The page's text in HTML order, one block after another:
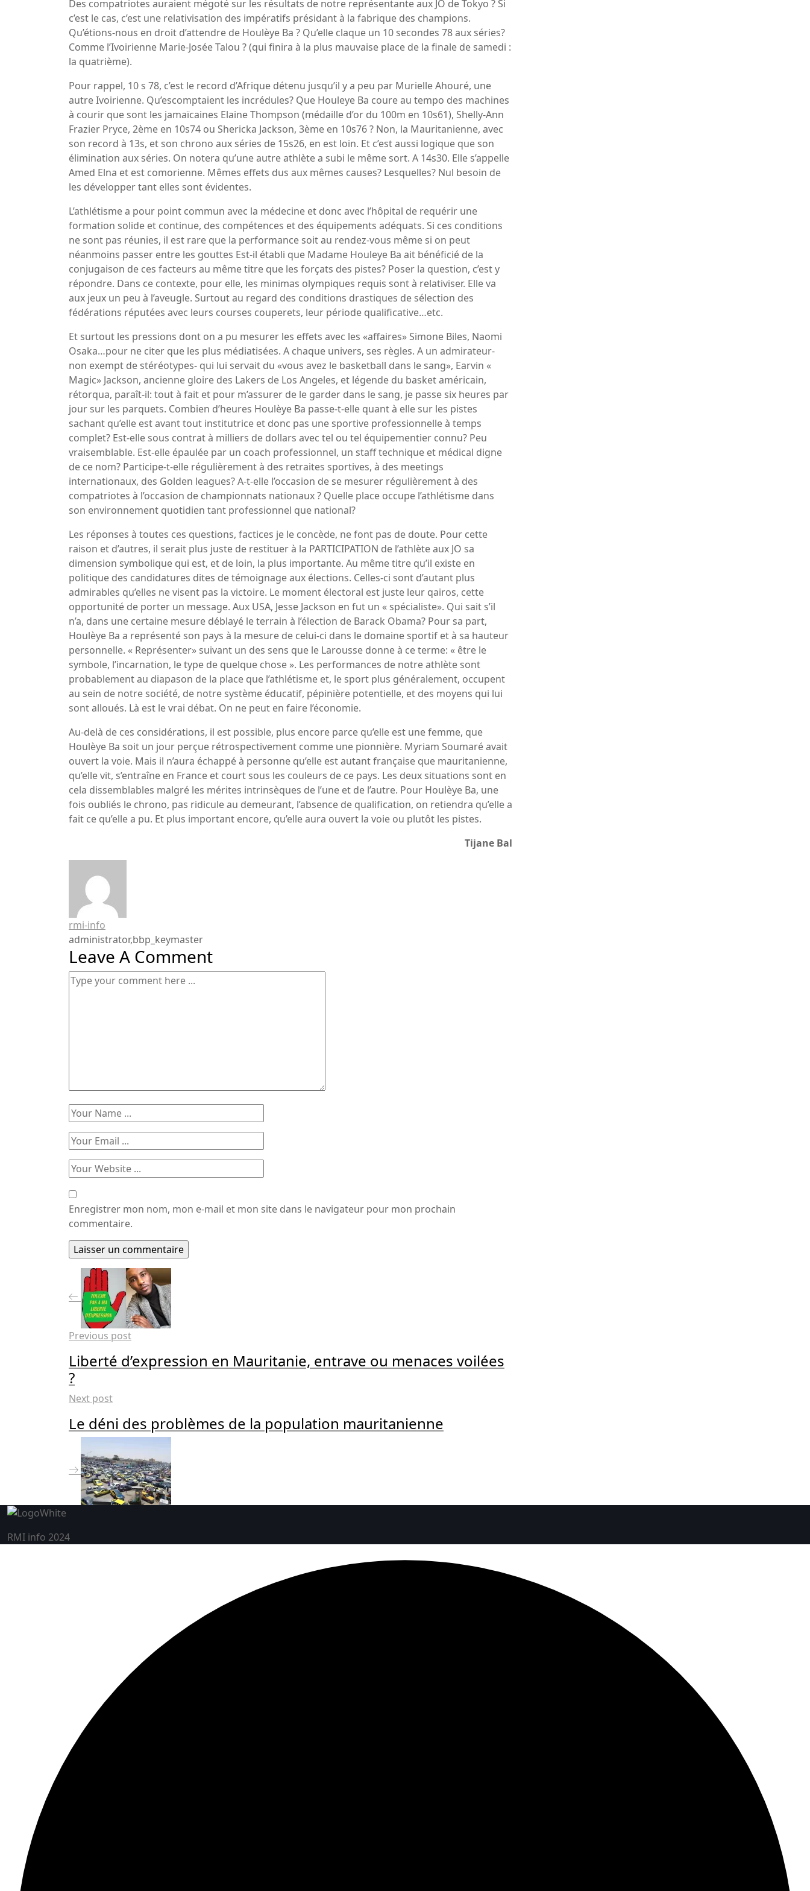
Des compatriotes auraient mégoté sur les résultats de notre représentante aux JO de Tokyo ? Si
c’est le cas, c’est une relativisation des impératifs présidant à la fabrique des champions.
Qu’étions-nous en droit d’attendre de Houlèye Ba ? Qu’elle claque un 10 secondes 78 aux séries?
Comme l’Ivoirienne Marie-Josée Talou ? (qui finira à la plus mauvaise place de la finale de samedi :
la quatrième).
Pour rappel, 10 s 78, c’est le record d’Afrique détenu jusqu’il y a peu par Murielle Ahouré, une
autre Ivoirienne. Qu’escomptaient les incrédules? Que Houleye Ba coure au tempo des machines
à courir que sont les jamaïcaines Elaine Thompson (médaille d’or du 100m en 10s61), Shelly-Ann
Frazier Pryce, 2ème en 10s74 ou Shericka Jackson, 3ème en 10s76 ? Non, la Mauritanienne, avec
son record à 13s, et son chrono aux séries de 15s26, en est loin. Et c’est aussi logique que son
élimination aux séries. On notera qu’une autre athlète a subi le même sort. A 14s30. Elle s’appelle
Amed Elna et est comorienne. Mêmes effets dus aux mêmes causes? Lesquelles? Nul besoin de
les développer tant elles sont évidentes.
L’athlétisme a pour point commun avec la médecine et donc avec l’hôpital de requérir une
formation solide et continue, des compétences et des équipements adéquats. Si ces conditions
ne sont pas réunies, il est rare que la performance soit au rendez-vous même si on peut
néanmoins passer entre les gouttes Est-il établi que Madame Houleye Ba ait bénéficié de la
conjugaison de ces facteurs au même titre que les forçats des pistes? Poser la question, c’est y
répondre. Dans ce contexte, pour elle, les minimas olympiques requis sont à relativiser. Elle va
aux jeux un peu à l’aveugle. Surtout au regard des conditions drastiques de sélection des
fédérations réputées avec leurs courses couperets, leur période qualificative…etc.
Et surtout les pressions dont on a pu mesurer les effets avec les «affaires» Simone Biles, Naomi
Osaka…pour ne citer que les plus médiatisées. A chaque univers, ses règles. A un admirateur-
non exempt de stéréotypes- qui lui servait du «vous avez le basketball dans le sang», Earvin «
Magic» Jackson, ancienne gloire des Lakers de Los Angeles, et légende du basket américain,
rétorqua, paraît-il: tout à fait et pour m’assurer de le garder dans le sang, je passe six heures par
jour sur les parquets. Combien d’heures Houlèye Ba passe-t-elle quant à elle sur les pistes
sachant qu’elle est avant tout institutrice et donc pas une sportive professionnelle à temps
complet? Est-elle sous contrat à milliers de dollars avec tel ou tel équipementier connu? Peu
vraisemblable. Est-elle épaulée par un coach professionnel, un staff technique et médical digne
de ce nom? Participe-t-elle régulièrement à des retraites sportives, à des meetings
internationaux, des Golden leagues? A-t-elle l’occasion de se mesurer régulièrement à des
compatriotes à l’occasion de championnats nationaux ? Quelle place occupe l’athlétisme dans
son environnement quotidien tant professionnel que national?
Les réponses à toutes ces questions, factices je le concède, ne font pas de doute. Pour cette
raison et d’autres, il serait plus juste de restituer à la PARTICIPATION de l’athlète aux JO sa
dimension symbolique qui est, et de loin, la plus importante. Au même titre qu’il existe en
politique des candidatures dites de témoignage aux élections. Celles-ci sont d’autant plus
admirables qu’elles ne visent pas la victoire. Le moment électoral est juste leur qairos, cette
opportunité de porter un message. Aux USA, Jesse Jackson en fut un « spécialiste». Qui sait s’il
n’a, dans une certaine mesure déblayé le terrain à l’élection de Barack Obama? Pour sa part,
Houlèye Ba a représenté son pays à la mesure de celui-ci dans le domaine sportif et à sa hauteur
personnelle. « Représenter» suivant un des sens que le Larousse donne à ce terme: « être le
symbole, l’incarnation, le type de quelque chose ». Les performances de notre athlète sont
probablement au diapason de la place que l’athlétisme et, le sport plus généralement, occupent
au sein de notre société, de notre système éducatif, pépinière potentielle, et des moyens qui lui
sont alloués. Là est le vrai débat. On ne peut en faire l’économie.
Au-delà de ces considérations, il est possible, plus encore parce qu’elle est une femme, que
Houlèye Ba soit un jour perçue rétrospectivement comme une pionnière. Myriam Soumaré avait
ouvert la voie. Mais il n’aura échappé à personne qu’elle est autant française que mauritanienne,
qu’elle vit, s’entraîne en France et court sous les couleurs de ce pays. Les deux situations sont en
cela dissemblables malgré les mérites intrinsèques de l’une et de l’autre. Pour Houlèye Ba, une
fois oubliés le chrono, pas ridicule au demeurant, l’absence de qualification, on retiendra qu’elle a
fait ce qu’elle a pu. Et plus important encore, qu’elle aura ouvert la voie ou plutôt les pistes.
Tijane Bal
rmi-info
administrator,bbp_keymaster
Leave A Comment
Enregistrer mon nom, mon e-mail et mon site dans le navigateur pour mon prochain
commentaire.
Previous post
Liberté d’expression en Mauritanie, entrave ou menaces voilées
?
Next post
Le déni des problèmes de la population mauritanienne
RMI info 2024